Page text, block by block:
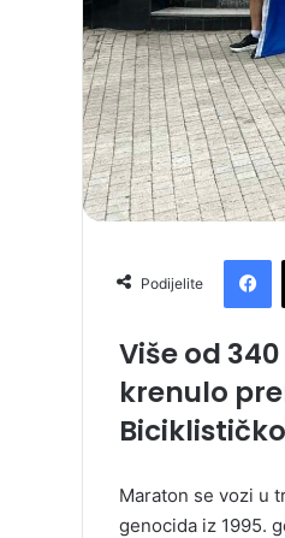
Podijelite
Više od
krenulo
Maraton se vozi u
genocida iz 1995.